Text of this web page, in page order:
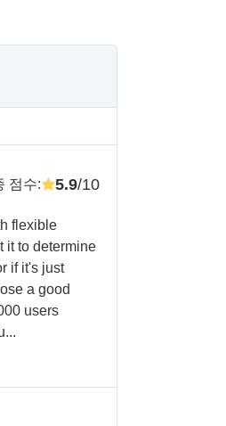
점수: 5.9/10
flexible
it to determine
if it's just
a good
users